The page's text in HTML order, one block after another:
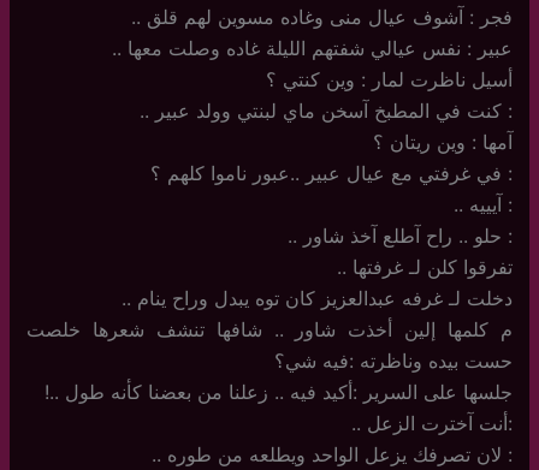
فجر : آشوف عيال منى وغاده مسوين لهم قلق ..
عبير : نفس عيالي شفتهم الليلة غاده وصلت معها ..
أسيل ناظرت لمار : وين كنتي ؟
: كنت في المطبخ آسخن ماي لبنتي وولد عبير ..
آمها : وين ريتان ؟
: في غرفتي مع عيال عبير ..عبور ناموا كلهم ؟
: آيييه ..
: حلو .. راح آطلع آخذ شاور ..
تفرقوا كلن لـ غرفتها ..
دخلت لـ غرفه عبدالعزيز كان توه يبدل وراح ينام ..
م كلمها إلين أخذت شاور .. شافها تنشف شعرها خلصت
حست بيده وناظرته :فيه شي؟
جلسها على السرير :أكيد فيه .. زعلنا من بعضنا كأنه طول ..!
:أنت آخترت الزعل ..
: لان تصرفك يزعل الواحد ويطلعه من طوره ..